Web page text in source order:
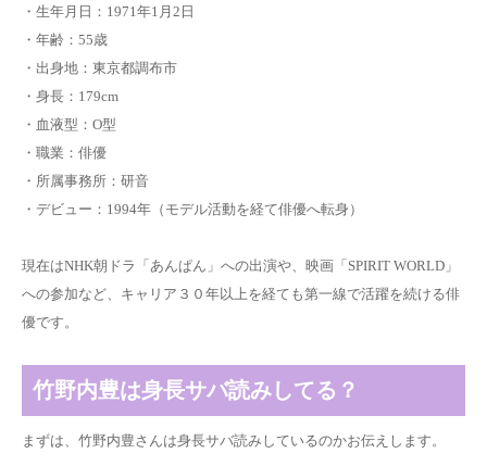
・生年月日：1971年1月2日
・年齢：55歳
・出身地：東京都調布市
・身長：179cm
・血液型：O型
・職業：俳優
・所属事務所：研音
・デビュー：1994年（モデル活動を経て俳優へ転身）
現在はNHK朝ドラ「あんぱん」への出演や、映画「SPIRIT WORLD」
への参加など、キャリア３０年以上を経ても第一線で活躍を続ける俳
優です。
竹野内豊は身長サバ読みしてる？
まずは、竹野内豊さんは身長サバ読みしているのかお伝えします。